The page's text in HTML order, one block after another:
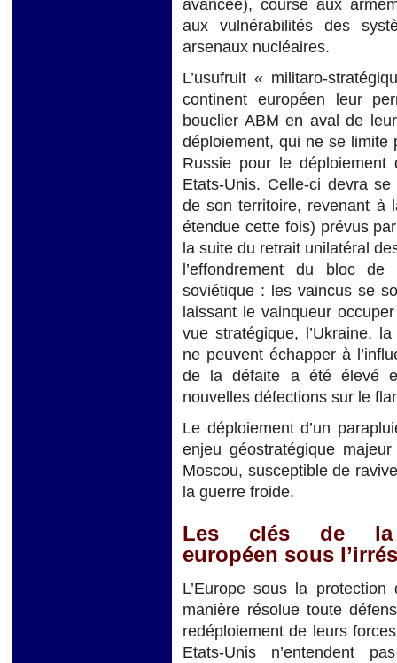
avancée), course aux
aux vulnérabilités des
arsenaux nucléaires.
L’usufruit « militaro-
continent européen leur
bouclier ABM en aval de
déploiement, qui ne se limite
Russie pour le déploiement
Etats-Unis. Celle-ci devra
de son territoire, revenant à
étendue cette fois) prévus
la suite du retrait unilatéral
l’effondrement du bloc
soviétique : les vaincus se
laissant le vainqueur
vue stratégique, l’Ukraine,
ne peuvent échapper à
de la défaite a été élevé
nouvelles défections sur le
Le déploiement d’un
enjeu géostratégique
Moscou, susceptible de
la guerre froide.
Les clés de la
européen sous
L’Europe sous la
manière résolue toute
redéploiement de leurs
Etats-Unis n’entendent